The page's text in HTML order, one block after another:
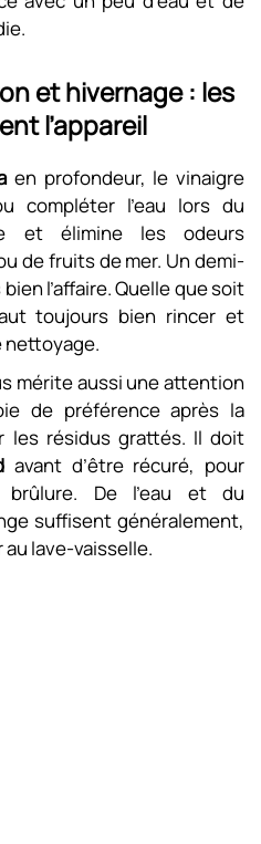
et hivernage : les
l’appareil
en profondeur, le vinaigre
compléter l’eau lors du
et élimine les odeurs
de fruits de mer. Un demi-
l’affaire. Quelle que soit
toujours bien rincer et
nettoyage.
mérite aussi une attention
de préférence après la
les résidus grattés. Il doit
avant d’être récuré, pour
De l’eau et du
suffisent généralement,
lave-vaisselle.